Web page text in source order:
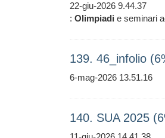
22-giu-2026 9.44.37
: Olimpiadi e seminari
139. 46_infolio
6-mag-2026 13.51.16
140. SUA 2025